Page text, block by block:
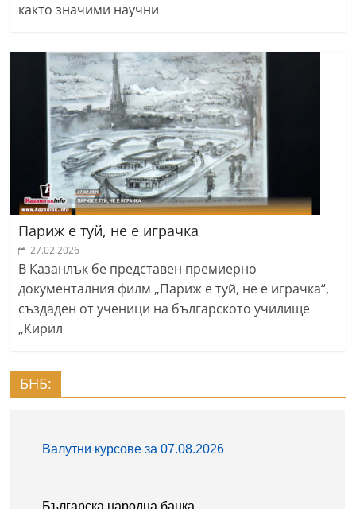
както значими научни
Париж е туй, не е играчка
27.02.2026
В Казанлък бе представен премиерно
документалния филм „Париж е туй, не е играчка“,
създаден от ученици на българското училище
„Кирил
БНБ: